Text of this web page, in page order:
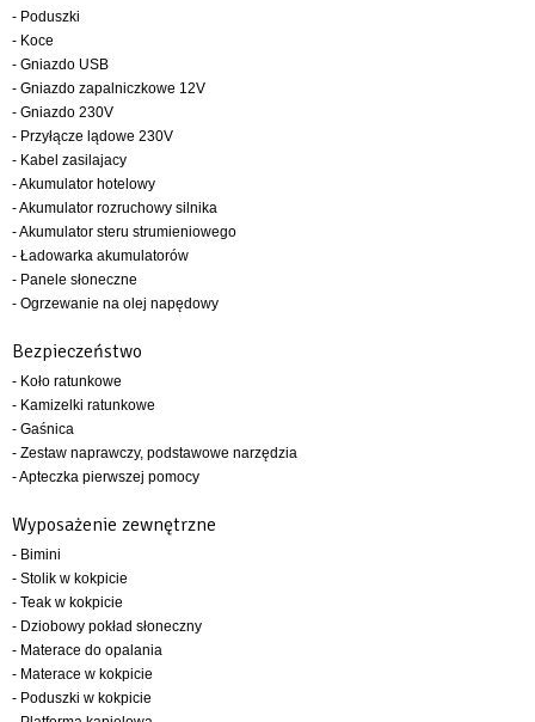
- Poduszki
- Koce
- Gniazdo USB
- Gniazdo zapalniczkowe 12V
- Gniazdo 230V
- Przyłącze lądowe 230V
- Kabel zasilajacy
- Akumulator hotelowy
- Akumulator rozruchowy silnika
- Akumulator steru strumieniowego
- Ładowarka akumulatorów
- Panele słoneczne
- Ogrzewanie na olej napędowy
Bezpieczeństwo
- Koło ratunkowe
- Kamizelki ratunkowe
- Gaśnica
- Zestaw naprawczy, podstawowe narzędzia
- Apteczka pierwszej pomocy
Wyposażenie zewnętrzne
- Bimini
- Stolik w kokpicie
- Teak w kokpicie
- Dziobowy pokład słoneczny
- Materace do opalania
- Materace w kokpicie
- Poduszki w kokpicie